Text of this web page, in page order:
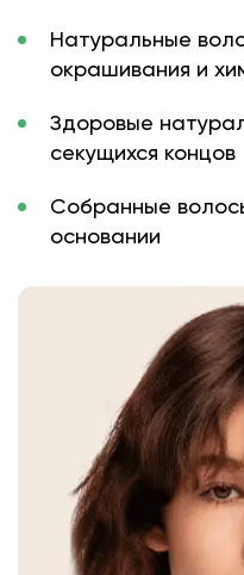
Натуральные
окрашивания и
Здоровые
секущихся концов
Собранные
основании